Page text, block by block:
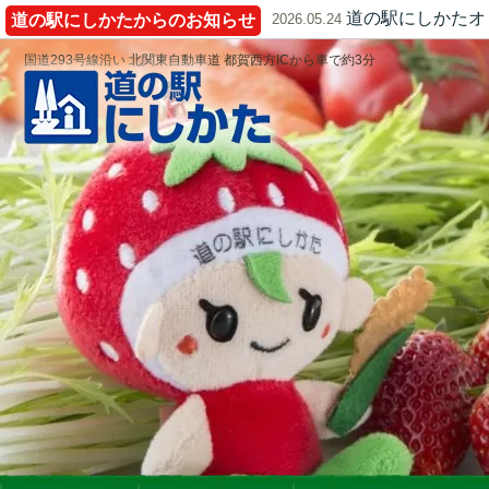
道の駅にしかたからのお知らせ 2026.05.24 道の駅にしかた
国道293号線沿い 北関東自動車道 都賀西方ICから車で約3分